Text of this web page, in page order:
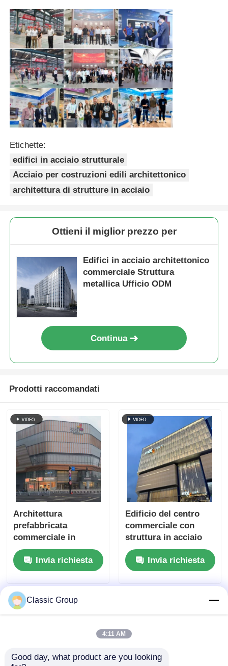
Struttura in acciaio a più piani
Struttura industriale in acciaio
Edificio pubblico in acciaio
Etichette:
edifici in acciaio strutturale
Acciaio per costruzioni edili architettonico
architettura di strutture in acciaio
Ottieni il miglior prezzo per
Edifici in acciaio architettonico
commerciale Struttura
metallica Ufficio ODM
Continua
Prodotti raccomandati
Architettura
prefabbricata
commerciale in
acciaio ecologico per
centri commerciali
Invia richiesta
Edificio del centro
commerciale con
struttura in acciaio
sagomato a freddo
architettonico OEM
Invia richiesta
Classic Group
4:11 AM
Good day, what product are you looking